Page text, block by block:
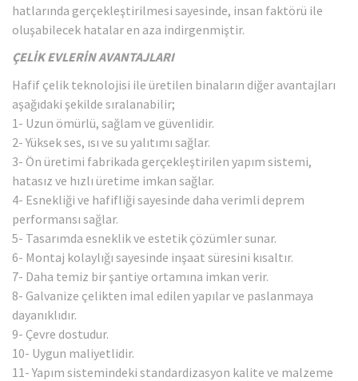
hatlarında gerçekleştirilmesi sayesinde, insan faktörü ile
oluşabilecek hatalar en aza indirgenmiştir.
ÇELİK EVLERİN AVANTAJLARI
Hafif çelik teknolojisi ile üretilen binaların diğer avantajları
aşağıdaki şekilde sıralanabilir;
1- Uzun ömürlü, sağlam ve güvenlidir.
2- Yüksek ses, ısı ve su yalıtımı sağlar.
3- Ön üretimi fabrikada gerçekleştirilen yapım sistemi,
hatasız ve hızlı üretime imkan sağlar.
4- Esnekliği ve hafifliği sayesinde daha verimli deprem
performansı sağlar.
5- Tasarımda esneklik ve estetik çözümler sunar.
6- Montaj kolaylığı sayesinde inşaat süresini kısaltır.
7- Daha temiz bir şantiye ortamına imkan verir.
8- Galvanize çelikten imal edilen yapılar ve paslanmaya
dayanıklıdır.
9- Çevre dostudur.
10- Uygun maliyetlidir.
11- Yapım sistemindeki standardizasyon kalite ve malzeme